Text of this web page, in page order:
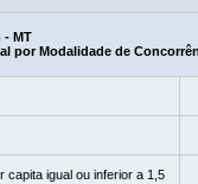
- MT
por Modalidade de
capita igual ou inferior a 1,5